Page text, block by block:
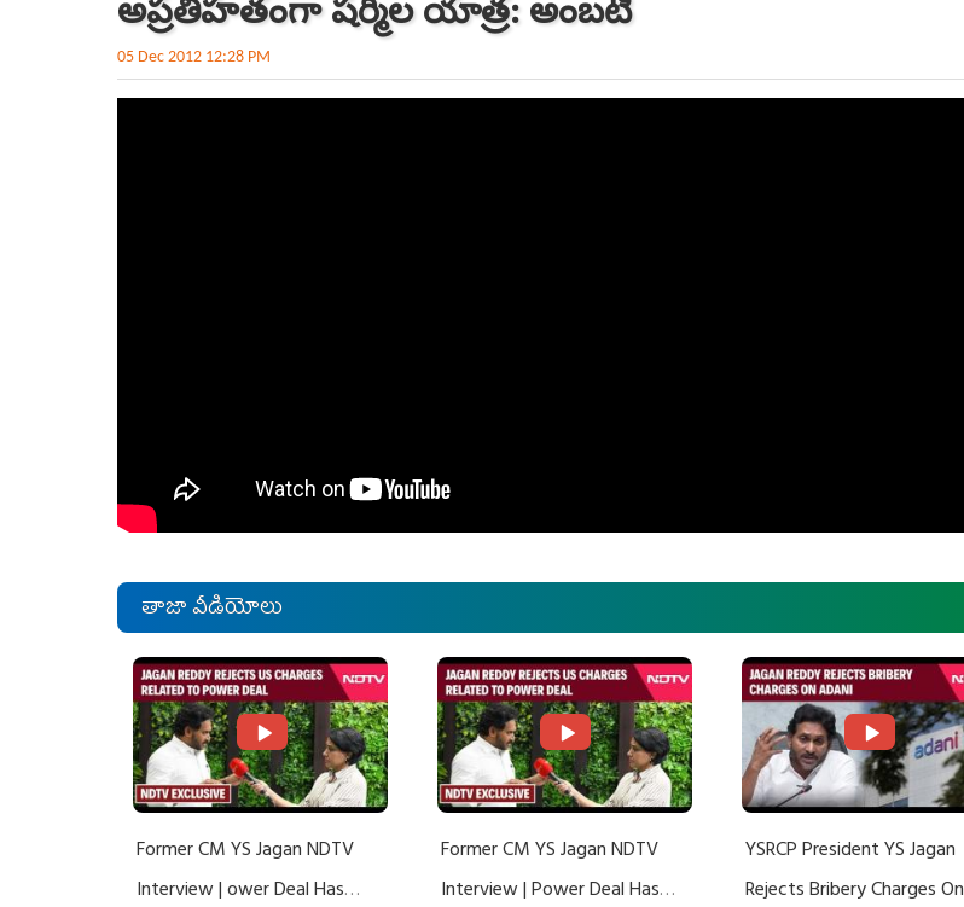
అప్రతిహతంగా షర్మిల యాత్ర: అంబటి
05 Dec 2012 12:28 PM
తాజా వీడియోలు
Former CM YS Jagan NDTV
Interview | ower Deal Has
Former CM YS Jagan NDTV
Interview | Power Deal Has
YSRCP President YS Jagan
Rejects Bribery Charges On